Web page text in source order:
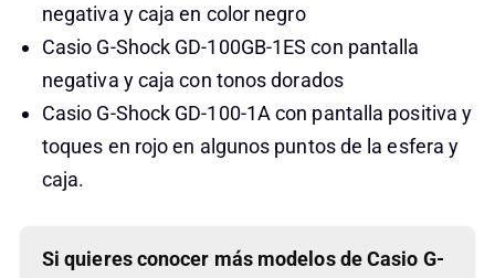
negativa y caja en color negro
Casio G-Shock GD-100GB-1ES con pantalla
negativa y caja con tonos dorados
Casio G-Shock GD-100-1A con pantalla positiva y
toques en rojo en algunos puntos de la esfera y
caja.
Si quieres conocer más modelos de Casio G-